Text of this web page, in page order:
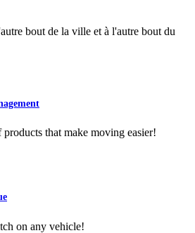
bout de la ville et à l'autre bout du
that make moving easier!
on any vehicle!